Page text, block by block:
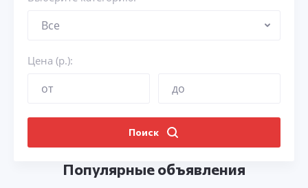
Цена (р.):
Поиск
Популярные объявления